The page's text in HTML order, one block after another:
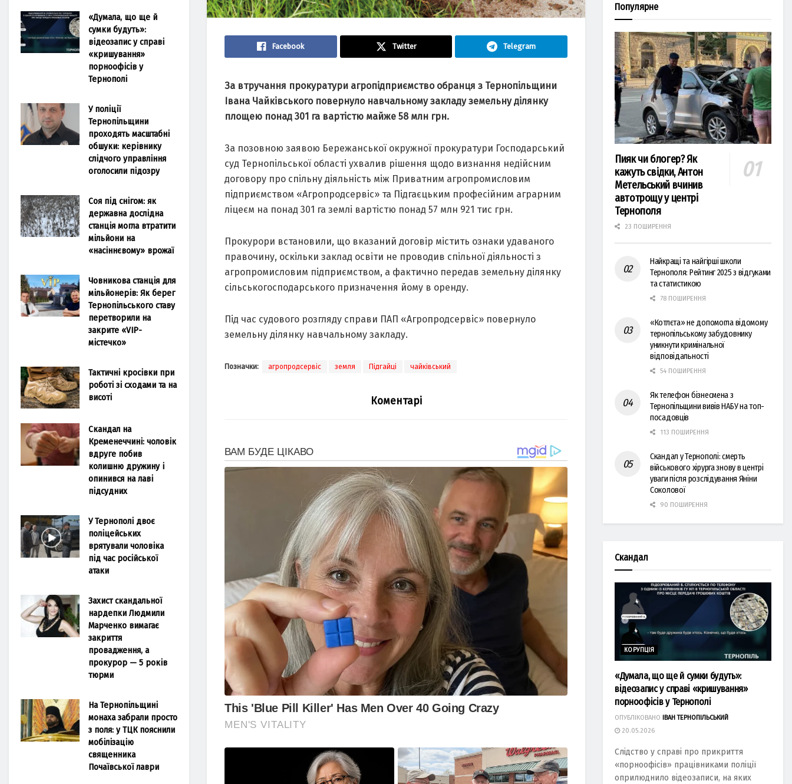
Facebook Twitter Telegram
За втручання прокуратури агропідприємство обранця з Тернопільщини
Івана Чайківського повернуло навчальному закладу земельну ділянку
площею понад 301 га вартістю майже 58 млн грн.
За позовною заявою Бережанської окружної прокуратури Господарський
суд Тернопільської області ухвалив рішення щодо визнання недійсним
договору про спільну діяльність між Приватним агропромисловим
підприємством «Агропродсервіс» та Підгаєцьким професійним аграрним
ліцеєм на понад 301 га землі вартістю понад 57 млн 921 тис грн.
Прокурори встановили, що вказаний договір містить ознаки удаваного
правочину, оскільки заклад освіти не проводив спільної діяльності з
агропромисловим підприємством, а фактично передав земельну ділянку
сільськогосподарського призначення йому в оренду.
Під час судового розгляду справи ПАП «Агропродсервіс» повернуло
земельну ділянку навчальному закладу.
Позначки: агропродсервіс земля Підгайці чайківський
Коментарі
«Думала, що ще й
сумки будуть»:
відеозапис у справі
«кришування»
порноофісів у
Тернополі
У поліції
Тернопільщини
проходять масштабні
обшуки: керівнику
слідчого управління
оголосили підозру
Соя під снігом: як
державна дослідна
станція могла втратити
мільйони на
«насіннєвому» врожаї
Човникова станція для
мільйонерів: Як берег
Тернопільського ставу
перетворили на
закрите «VIP-
містечко»
Тактичні кросівки при
роботі зі сходами та на
висоті
Скандал на
Кременеччині: чоловік
вдруге побив
колишню дружину і
опинився на лаві
підсудних
У Тернополі двоє
поліцейських
врятували чоловіка
під час російської
атаки
Захист скандальної
нардепки Людмили
Марченко вимагає
закриття
провадження, а
прокурор — 5 років
тюрми
На Тернопільщині
монаха забрали просто
з поля: у ТЦК пояснили
мобілізацію
священника
Почаївської лаври
Популярне
Пияк чи блогер? Як
кажуть свідки, Антон
Метельський вчинив
автотрощу у центрі
Тернополя
23 ПОШИРЕННЯ
Найкращі та найгірші школи
Тернополя: Рейтинг 2025 з відгуками
та статистикою
78 ПОШИРЕННЯ
«Котлєта» не допомогла відомому
тернопільському забудовнику
уникнути кримінальної
відповідальності
54 ПОШИРЕННЯ
Як телефон бізнесмена з
Тернопільщини вивів НАБУ на топ-
посадовців
113 ПОШИРЕННЯ
Скандал у Тернополі: смерть
військового хірурга знову в центрі
уваги після розслідування Яніни
Соколової
90 ПОШИРЕННЯ
Скандал
КОРУПЦІЯ
«Думала, що ще й сумки будуть»:
відеозапис у справі «кришування»
порноофісів у Тернополі
ОПУБЛІКОВАНО
ІВАН ТЕРНОПІЛЬСЬКИЙ
20.05.2026
Слідство у справі про прикриття
«порноофісів» працівниками поліції
оприлюднило відеозаписи, на яких